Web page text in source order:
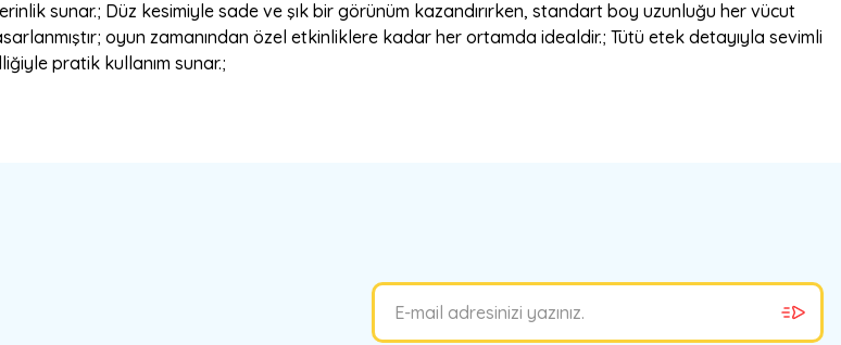
sunar.; Düz kesimiyle sade ve şık bir görünüm kazandırırken, standart boy uzunluğu her vücut
oyun zamanından özel etkinliklere kadar her ortamda idealdir.; Tütü etek detayıyla sevimli
pratik kullanım sunar.;